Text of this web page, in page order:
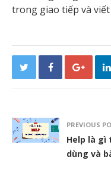
trong giao tiếp và
PREVIOUS
Help là gì
dùng và